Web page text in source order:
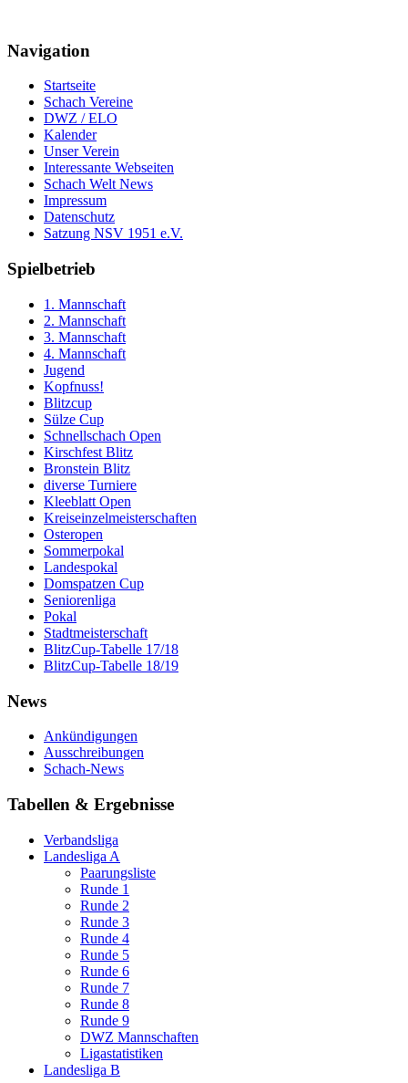
Navigation
Startseite
Schach Vereine
DWZ / ELO
Kalender
Unser Verein
Interessante Webseiten
Schach Welt News
Impressum
Datenschutz
Satzung NSV 1951 e.V.
Spielbetrieb
1. Mannschaft
2. Mannschaft
3. Mannschaft
4. Mannschaft
Jugend
Kopfnuss!
Blitzcup
Sülze Cup
Schnellschach Open
Kirschfest Blitz
Bronstein Blitz
diverse Turniere
Kleeblatt Open
Kreiseinzelmeisterschaften
Osteropen
Sommerpokal
Landespokal
Domspatzen Cup
Seniorenliga
Pokal
Stadtmeisterschaft
BlitzCup-Tabelle 17/18
BlitzCup-Tabelle 18/19
News
Ankündigungen
Ausschreibungen
Schach-News
Tabellen & Ergebnisse
Verbandsliga
Landesliga A
Paarungsliste
Runde 1
Runde 2
Runde 3
Runde 4
Runde 5
Runde 6
Runde 7
Runde 8
Runde 9
DWZ Mannschaften
Ligastatistiken
Landesliga B